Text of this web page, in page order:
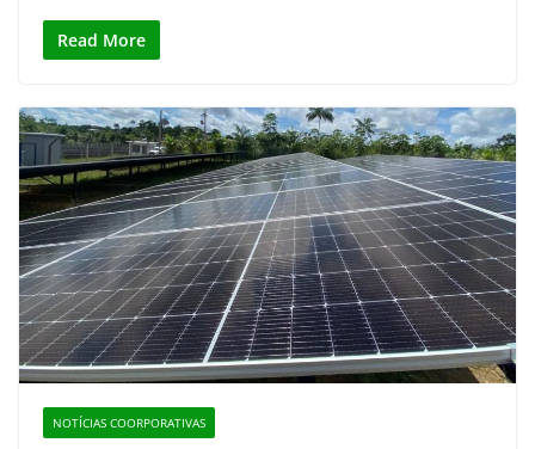
Read More
NOTÍCIAS COORPORATIVAS